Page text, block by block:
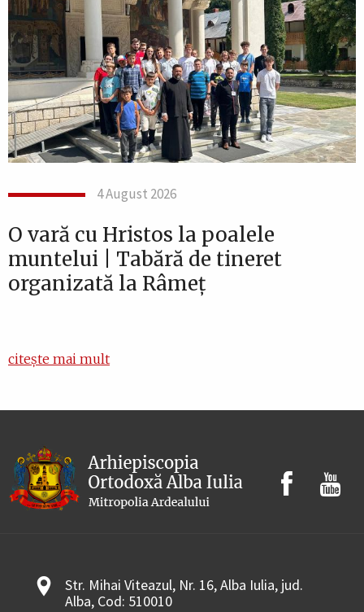
4 August 2026
O vară cu Hristos la poalele
muntelui | Tabără de tineret
organizată la Râmeț
citește mai mult
Str. Mihai Viteazul, Nr. 16, Alba Iulia, jud.
Alba, Cod: 510010